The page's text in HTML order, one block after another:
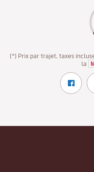
(*) Prix par trajet, taxes
la